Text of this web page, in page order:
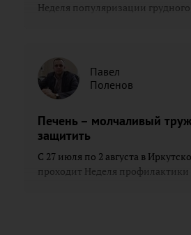
Неделя популяризации грудного
Павел
Поленов
Печень – молчаливый
защитить
С 27 июля по 2 августа в
проходит Неделя профилактики